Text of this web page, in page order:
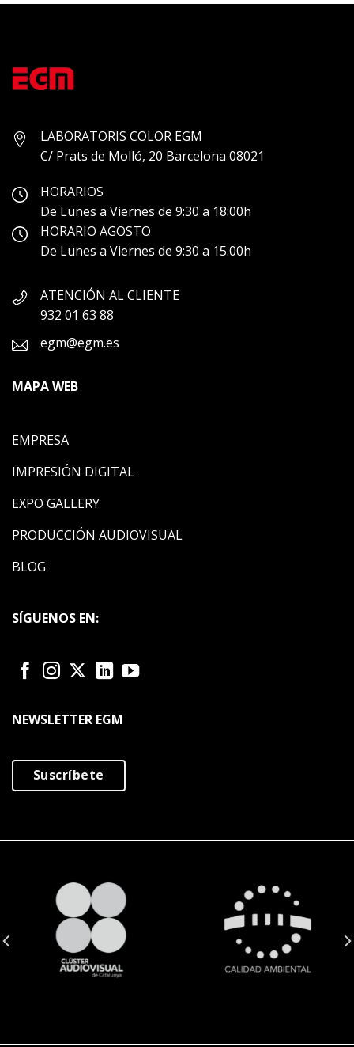
LABORATORIS COLOR EGM
C/ Prats de Molló, 20 Barcelona 08021
HORARIOS
De Lunes a Viernes de 9:30 a 18:00h
HORARIO AGOSTO
De Lunes a Viernes de 9:30 a 15.00h
ATENCIÓN AL CLIENTE
932 01 63 88
egm@egm.es
MAPA WEB
EMPRESA
IMPRESIÓN DIGITAL
EXPO GALLERY
PRODUCCIÓN AUDIOVISUAL
BLOG
SÍGUENOS EN:
NEWSLETTER EGM
Suscríbete